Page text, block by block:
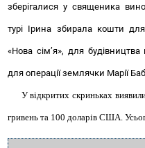
зберігалися у священика
турі Ірина збирала кошти
«Нова сім’я», для буд
для операції землячки Марії
У відкритих скриньках
гривень та 100 доларів США.